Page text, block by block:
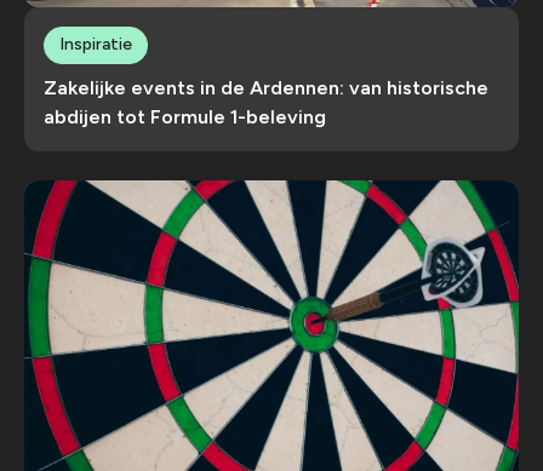
Zakelijke events in de Ardennen: van historische
abdijen tot Formule 1-beleving
Inspiratie